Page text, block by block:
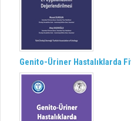
Genito-Üriner Hastalıklarda